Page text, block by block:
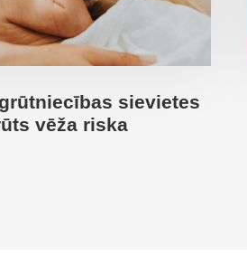
sievietes
vēža riska